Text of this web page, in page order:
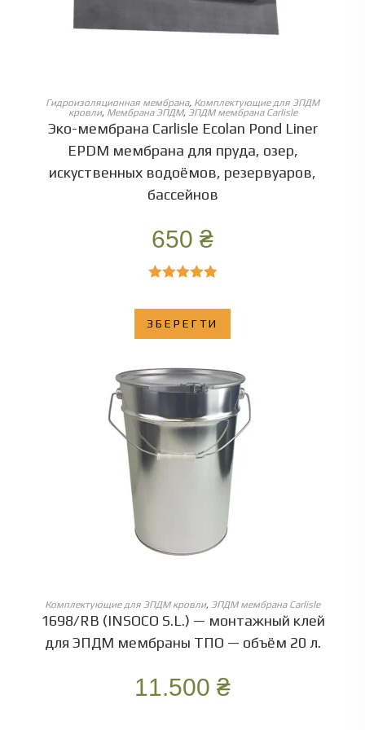
ОБЕРІТЬ ОПЦІЇ
Гидроизоляционная мембрана, Комплектующие для ЭПДМ
кровли, Мембрана ЭПДМ, ЭПДМ мембрана Carlisle
Эко-мембрана Carlisle Ecolan Pond Liner
EPDM мембрана для пруда, озер,
искуственных водоёмов, резервуаров,
бассейнов
650 ₴
из 5
ЗБЕРЕГТИ
ОБЕРІТЬ ОПЦІЇ
Комплектующие для ЭПДМ кровли, ЭПДМ мембрана Carlisle
1698/RB (INSOCO S.L.) — монтажный клей
для ЭПДМ мембраны ТПО — объём 20 л.
11.500 ₴